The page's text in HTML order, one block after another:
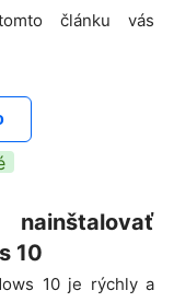
článku vás
10
10 je rýchly a